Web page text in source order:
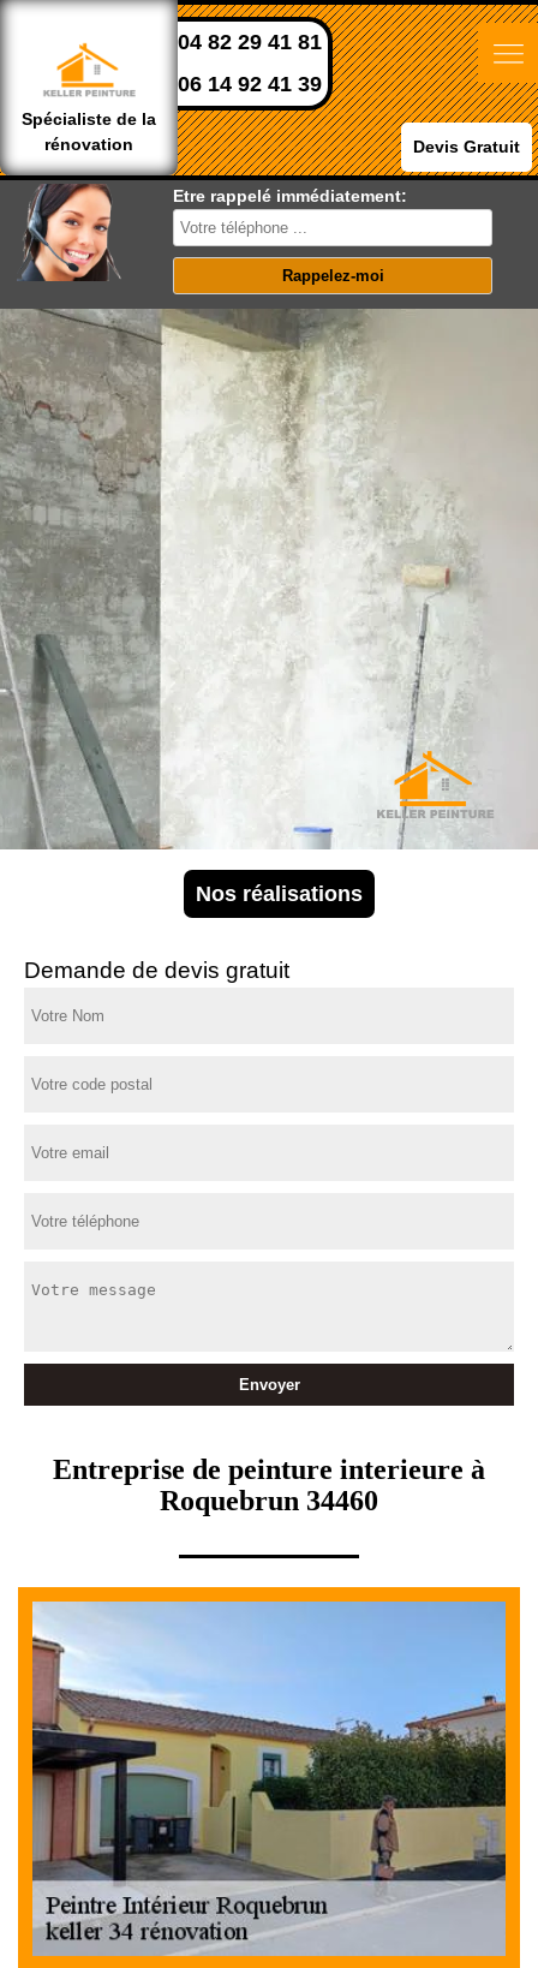
Spécialiste de la
rénovation
04 82 29 41 81
06 14 92 41 39
Devis Gratuit
Etre rappelé immédiatement:
Nos réalisations
Demande de devis gratuit
Entreprise de peinture interieure à
Roquebrun 34460